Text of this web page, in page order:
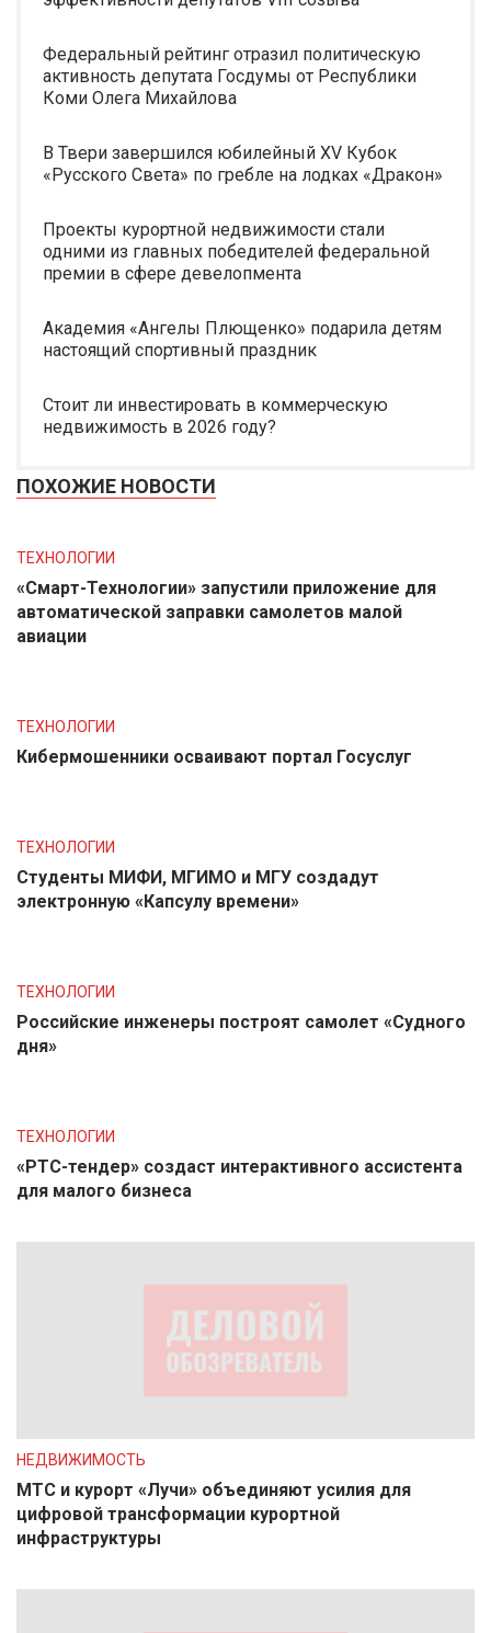
Федеральный рейтинг отразил политическую
активность депутата Госдумы от Республики
Коми Олега Михайлова
В Твери завершился юбилейный XV Кубок
«Русского Света» по гребле на лодках «Дракон»
Проекты курортной недвижимости стали
одними из главных победителей федеральной
премии в сфере девелопмента
Академия «Ангелы Плющенко» подарила детям
настоящий спортивный праздник
Стоит ли инвестировать в коммерческую
недвижимость в 2026 году?
ПОХОЖИЕ НОВОСТИ
ТЕХНОЛОГИИ
«Смарт-Технологии» запустили приложение для
автоматической заправки самолетов малой
авиации
ТЕХНОЛОГИИ
Кибермошенники осваивают портал Госуслуг
ТЕХНОЛОГИИ
Студенты МИФИ, МГИМО и МГУ создадут
электронную «Капсулу времени»
ТЕХНОЛОГИИ
Российские инженеры построят самолет «Судного
дня»
ТЕХНОЛОГИИ
«РТС-тендер» создаст интерактивного ассистента
для малого бизнеса
НЕДВИЖИМОСТЬ
МТС и курорт «Лучи» объединяют усилия для
цифровой трансформации курортной
инфраструктуры